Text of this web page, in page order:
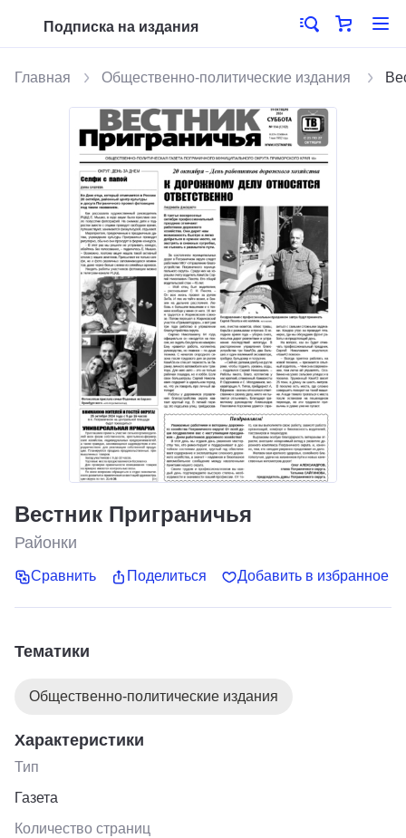
Подписка на издания
Главная Общественно-политические издания
Вестник Приграничья
Районки
Сравнить Поделиться Добавить в избранное
Тематики
Общественно-политические издания
Характеристики
Тип
Газета
Количество страниц